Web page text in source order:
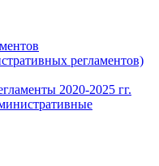
регламентов)
2020-2025 гг.